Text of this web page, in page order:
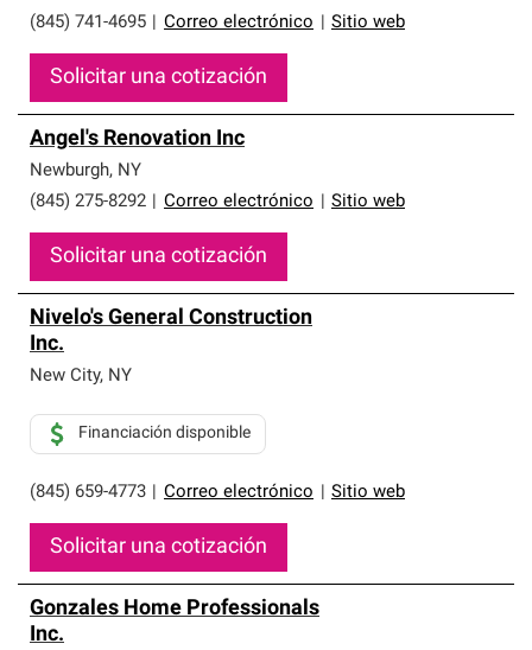
(845) 741-4695 Correo electrónico Sitio web
Solicitar una cotización
Angel's Renovation Inc
Newburgh, NY
(845) 275-8292
Correo electrónico Sitio web
Solicitar una cotización
Nivelo's General Construction
Inc.
New City, NY
(845) 659-4773 Correo electrónico Sitio web
Financiación disponible
Solicitar una cotización
Gonzales Home Professionals
Inc.